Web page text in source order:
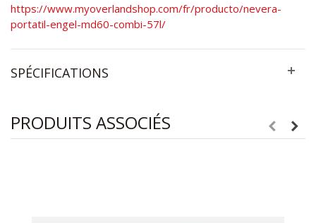
https://www.myoverlandshop.com/fr/producto/nevera-
portatil-engel-md60-combi-57l/
SPÉCIFICATIONS
PRODUITS ASSOCIÉS